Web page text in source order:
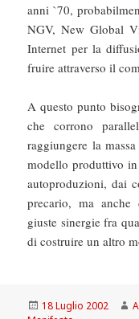
anni `70,
NGV, New Global
Internet per la
fruire attraverso il
A questo punto
che corrono
raggiungere la
modello produttivo
autoproduzioni, dai
precario, ma anche
giuste sinergie fra
di costruire un altro
Scritto
18 Luglio 2002